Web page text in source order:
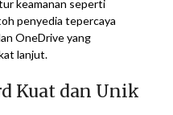
keamanan seperti
penyedia tepercaya
OneDrive yang
lanjut.
Kuat dan Unik